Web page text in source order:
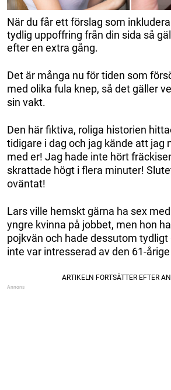
När du får ett förslag som
tydlig uppoffring från din sida så
efter en extra gång.
Det är många nu för tiden som
med olika fula knep, så det gäller
sin vakt.
Den här fiktiva, roliga historien
tidigare i dag och jag kände att jag
med er! Jag hade inte hört
skrattade högt i flera minuter!
oväntat!
Lars ville hemskt gärna ha sex
yngre kvinna på jobbet, men hon
pojkvän och hade dessutom
inte var intresserad av den 61-